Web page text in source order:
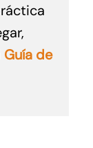
Guía de